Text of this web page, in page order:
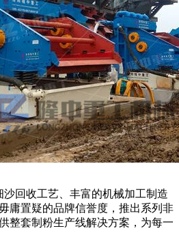
回收工艺、丰富的机械加工制造
庸置疑的品牌信誉度，推出系列非
整套制粉生产线解决方案，为每一